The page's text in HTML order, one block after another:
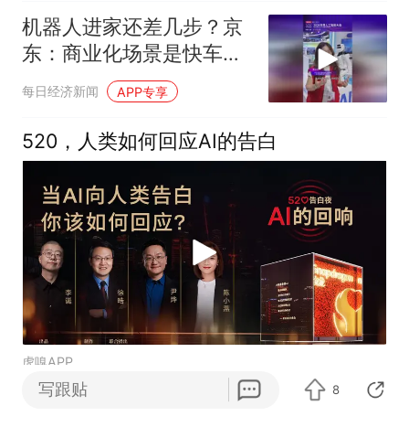
机器人进家还差几步？京
东：商业化场景是快车
道，未来会有更多消费级
每日经济新闻 APP专享
520，人类如何回应AI的告白
虎嗅APP
写跟贴 8